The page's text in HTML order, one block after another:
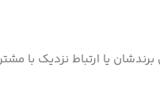
یا ارتباط نزدیک با